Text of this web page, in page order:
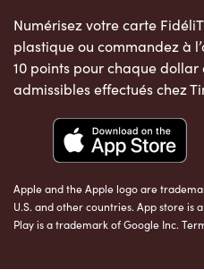
Numérisez votre carte
plastique ou commandez à
10 points pour chaque
admissibles effectués chez
Apple and the Apple logo are
U.S. and other countries. App store is
Play is a trademark of Google Inc.